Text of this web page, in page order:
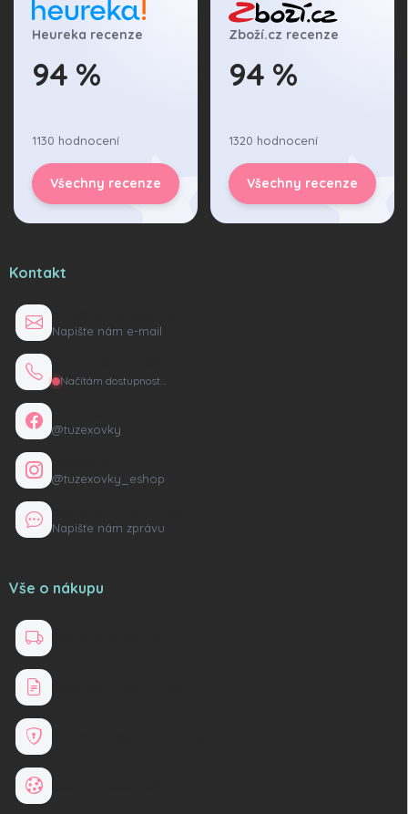
Heureka recenze
94 %
1130 hodnocení
Všechny recenze
Zboží.cz recenze
94 %
1320 hodnocení
Všechny recenze
Kontakt
Napište nám e-mail
Načítám dostupnost…
@tuzexovky
@tuzexovky_eshop
Napište nám zprávu
Vše o nákupu